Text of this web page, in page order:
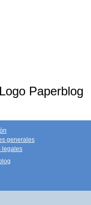
generales
legales